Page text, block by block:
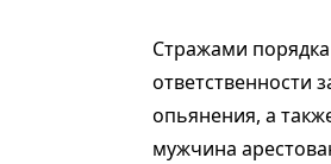
Стражами
ответственности
опьянения, а
мужчина